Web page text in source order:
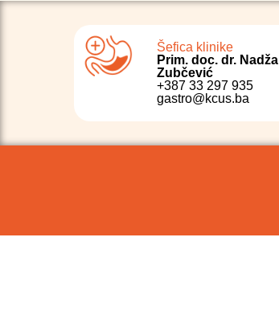
Šefica klinike
Prim. doc. dr. Nadža
Zubčević
+387 33 297 935
gastro@kcus.ba